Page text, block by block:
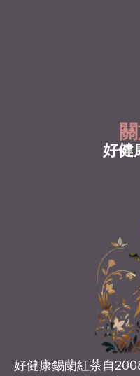
好健
好健康錫蘭紅茶自